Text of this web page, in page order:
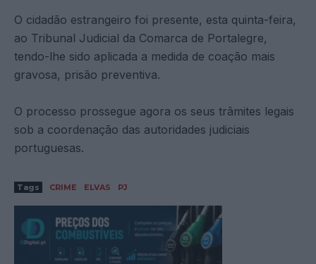
O cidadão estrangeiro foi presente, esta quinta-feira,
ao Tribunal Judicial da Comarca de Portalegre,
tendo-lhe sido aplicada a medida de coação mais
gravosa, prisão preventiva.
O processo prossegue agora os seus trâmites legais
sob a coordenação das autoridades judiciais
portuguesas.
Tags CRIME ELVAS PJ